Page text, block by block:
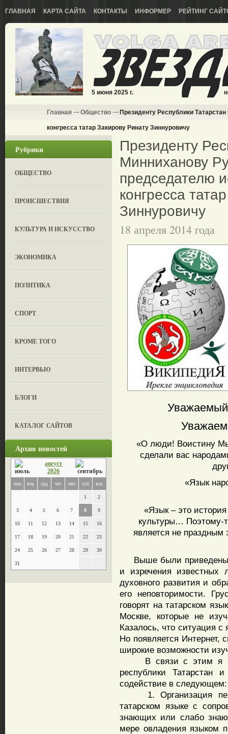
ГЛАВНАЯ КАРТА САЙТА КОНТАКТЫ ИНФОРМЕР РЕЙТИНГ
5 июня 2025 г.
Главная Общество Президенту Республики
конгресса татар Закирову Ринату Зиннуровичу
Рубрики
ОБЩЕСТВО
ПРОИСШЕСТВИЯ
КУЛЬТУРА И ИСКУССТВО
ЭКОНОМИКА
ПОЛИТИКА
СПОРТ
КРОМЕ ТОГО
ИНТЕРВЬЮ
БЛОГИ
КАТАЛОГ САЙТОВ
Архив новостей
август
2026
пон втр срд чет пят суб вск
1 2
3 4 5 6 7 8 9
10 11 12 13 14 15 16
17 18 19 20 21 22 23
24 25 26 27 28 29 30
31
Президенту
Минниханову
председателю
конгресса
Зиннуровичу
18 апреля 2014 года
Уважаемый
«О люди! Воистину Мы
сделали вас
«Язык
«Язык – это история
культуры… Поэтому-
является не праздным
Выше были приведены
и изречения известных
духовного развития и
его неповторимости.
говорят на татарском
Москве, которые не
Казалось, что ситуация
Но появляется Интернет,
широкие возможности
В связи с этим я
республики Татарстан
содействие в следующем:
1. Организация
татарском языке с
знающих или слабо
мере овладения языком